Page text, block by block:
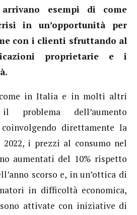
esempi di come
in un’opportunità per
con i clienti sfruttando al
proprietarie e i
come in Italia e in molti altri
problema dell’aumento
direttamente la
2022, i prezzi al consumo nel
aumentati del 10% rispetto
scorso e, in un’ottica di
in difficoltà economica,
attivate con iniziative di